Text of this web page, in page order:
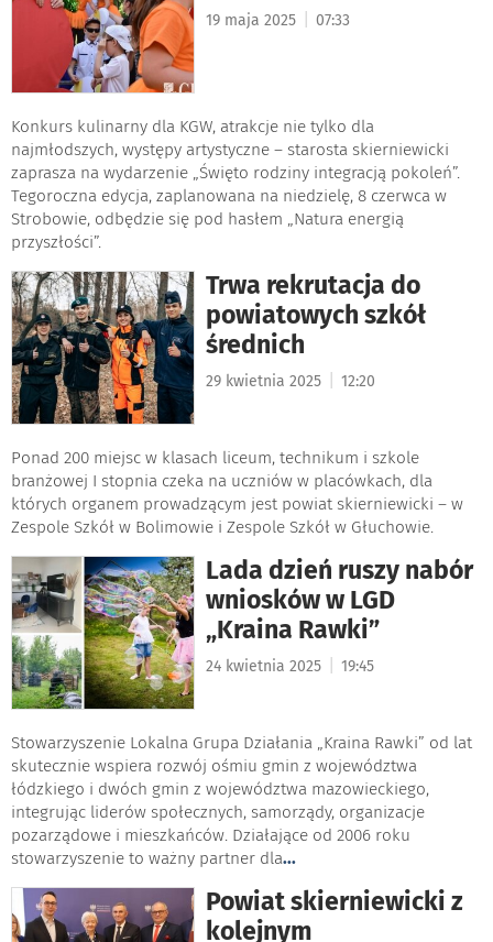
19 maja 2025 07:33
Konkurs kulinarny dla KGW, atrakcje nie tylko dla
najmłodszych, występy artystyczne – starosta skierniewicki
zaprasza na wydarzenie „Święto rodziny integracją pokoleń”.
Tegoroczna edycja, zaplanowana na niedzielę, 8 czerwca w
Strobowie, odbędzie się pod hasłem „Natura energią
przyszłości”.
Trwa rekrutacja do
powiatowych szkół
średnich
29 kwietnia 2025 12:20
Ponad 200 miejsc w klasach liceum, technikum i szkole
branżowej I stopnia czeka na uczniów w placówkach, dla
których organem prowadzącym jest powiat skierniewicki – w
Zespole Szkół w Bolimowie i Zespole Szkół w Głuchowie.
Lada dzień ruszy nabór
wniosków w LGD
„Kraina Rawki”
24 kwietnia 2025 19:45
Stowarzyszenie Lokalna Grupa Działania „Kraina Rawki” od lat
skutecznie wspiera rozwój ośmiu gmin z województwa
łódzkiego i dwóch gmin z województwa mazowieckiego,
integrując liderów społecznych, samorządy, organizacje
pozarządowe i mieszkańców. Działające od 2006 roku
stowarzyszenie to ważny partner dla...
Powiat skierniewicki z
kolejnym